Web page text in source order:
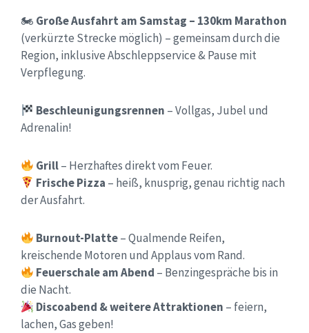
🏍 Große Ausfahrt am Samstag – 130km Marathon
(verkürzte Strecke möglich) – gemeinsam durch die
Region, inklusive Abschleppservice & Pause mit
Verpflegung.
Beschleunigungsrennen – Vollgas, Jubel und
Adrenalin!
Grill– Herzhaftes direkt vom Feuer.
Frische Pizza – heiß, knusprig, genau richtig nach
der Ausfahrt.
Burnout-Platte– Qualmende Reifen,
kreischende Motoren und Applaus vom Rand.
Feuerschale am Abend – Benzingespräche bis in
die Nacht.
Discoabend & weitere Attraktionen – feiern,
lachen, Gas geben!